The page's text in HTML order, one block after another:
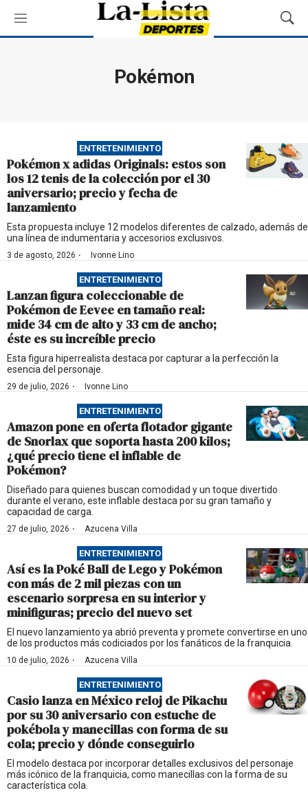
M
e
M
o
ú
s
q
u
a
Pokémon
ENTRETENIMIENTO
Pokémon x adidas Originals: estos son
los 12 tenis de la colección por el 30
aniversario; precio y fecha de
lanzamiento
Esta propuesta incluye 12 modelos diferentes de calzado, además de
una línea de indumentaria y accesorios exclusivos.
3 de agosto, 2026 · Ivonne Lino
ENTRETENIMIENTO
Lanzan figura coleccionable de
Pokémon de Eevee en tamaño real:
mide 34 cm de alto y 33 cm de ancho;
éste es su increíble precio
Esta figura hiperrealista destaca por capturar a la perfección la
esencia del personaje.
29 de julio, 2026 · Ivonne Lino
ENTRETENIMIENTO
Amazon pone en oferta flotador gigante
de Snorlax que soporta hasta 200 kilos;
¿qué precio tiene el inflable de
Pokémon?
Diseñado para quienes buscan comodidad y un toque divertido
durante el verano, este inflable destaca por su gran tamaño y
capacidad de carga.
27 de julio, 2026 · Azucena Villa
ENTRETENIMIENTO
Así es la Poké Ball de Lego y Pokémon
con más de 2 mil piezas con un
escenario sorpresa en su interior y
minifiguras; precio del nuevo set
El nuevo lanzamiento ya abrió preventa y promete convertirse en uno
de los productos más codiciados por los fanáticos de la franquicia.
10 de julio, 2026 · Azucena Villa
ENTRETENIMIENTO
Casio lanza en México reloj de Pikachu
por su 30 aniversario con estuche de
pokébola y manecillas con forma de su
cola; precio y dónde conseguirlo
El modelo destaca por incorporar detalles exclusivos del personaje
más icónico de la franquicia, como manecillas con la forma de su
característica cola.